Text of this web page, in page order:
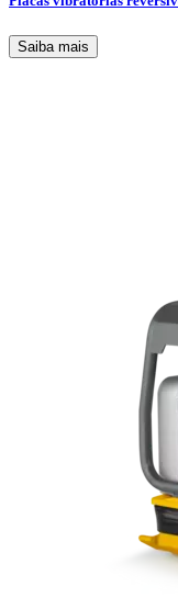
Saiba mais